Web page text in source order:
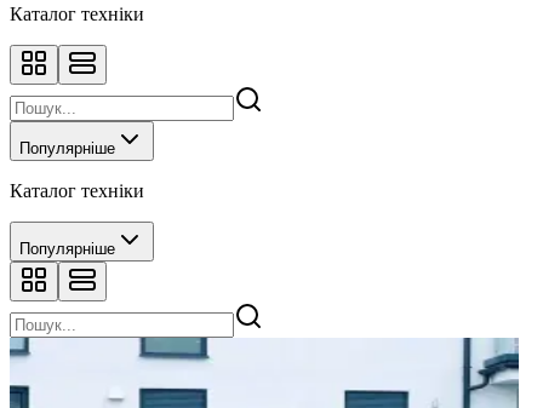
Каталог техніки
Популярніше
Каталог техніки
Популярніше